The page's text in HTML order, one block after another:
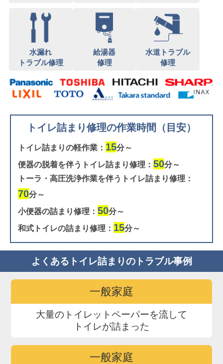
水漏れ
トラブル修理
給湯器
修理
水道トラブル
修理
トイレ詰まり修理の作業時間（目安）
トイレ詰まりの軽作業： 15分～
便器の脱着を伴うトイレ詰まり修理： 50分～
トーラ・高圧洗浄作業を伴うトイレ詰まり修理：
70分～
小便器の詰まり修理： 50分～
和式トイレの詰まり修理： 15分～
よくあるトイレ詰まりのトラブル事例
一般家庭
大量のトイレットペーパーを流して
トイレが詰まった
一般家庭